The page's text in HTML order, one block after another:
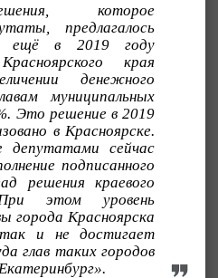
которое
предлагалось
ещё в 2019 году
края
денежного
муниципальных
Это решение в 2019
в Красноярске.
депутатами сейчас
подписанного
решения краевого
При этом уровень
города Красноярска
так и не достигает
глав таких городов